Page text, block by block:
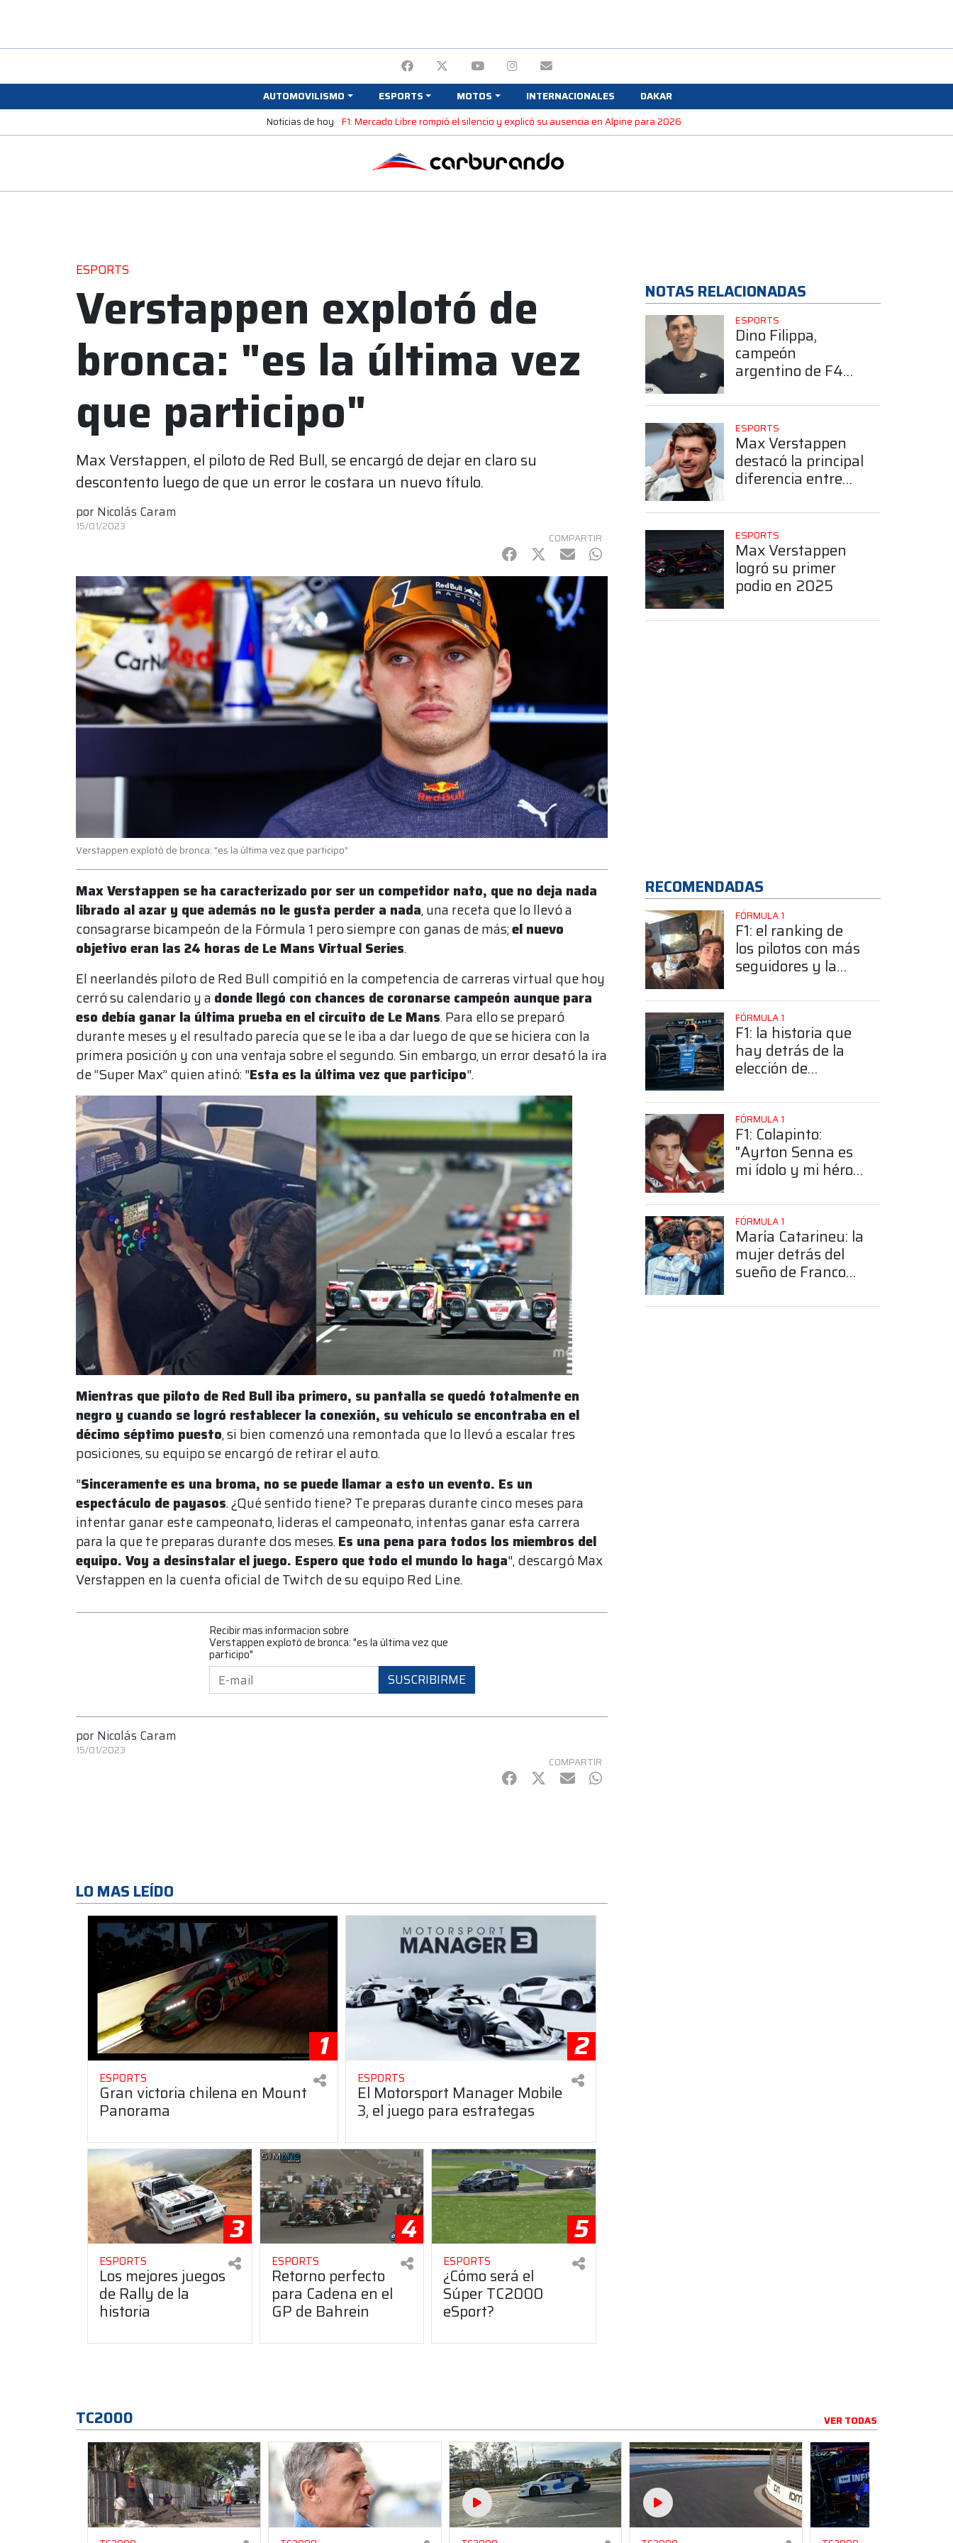
AUTOMOVILISMO ESPORTS MOTOS INTERNACIONALES
DAKAR
Noticias de hoy F1: Mercado Libre rompió el silencio y explicó su ausencia en Alpine para 2026
ESPORTS
Verstappen explotó de
bronca: "es la última vez
que participo"
Max Verstappen, el piloto de Red Bull, se encargó de dejar en claro su
descontento luego de que un error le costara un nuevo título.
por Nicolás Caram
15/01/2023
COMPARTIR
Facebook
Twitter
mail WhatsApp
Verstappen explotó de bronca: "es la última vez que participo"
Max Verstappen se ha caracterizado por ser un competidor nato, que no deja nada
librado al azar y que además no le gusta perder a nada, una receta que lo llevó a
consagrarse bicampeón de la Fórmula 1 pero siempre con ganas de más;el nuevo
objetivo eran las 24 horas de Le Mans Virtual Series.
El neerlandés piloto de Red Bull compitió en la competencia de carreras virtual que hoy
cerró su calendario y a donde llegó con chances de coronarse campeón aunque para
eso debía ganar la última prueba en el circuito de Le Mans. Para ello se preparó
durante meses y el resultado parecía que se le iba a dar luego de que se hiciera con la
primera posición y con una ventaja sobre el segundo. Sin embargo, un error desató la ira
de “Super Max” quien atinó: "Esta es la última vez que participo".
Mientras que piloto de Red Bull iba primero, su pantalla se quedó totalmente en
negro y cuando se logró restablecer la conexión, su vehículo se encontraba en el
décimo séptimo puesto, si bien comenzó una remontada que lo llevó a escalar tres
posiciones, su equipo se encargó de retirar el auto.
"Sinceramente es una broma, no se puede llamar a esto un evento. Es un
espectáculo de payasos. ¿Qué sentido tiene? Te preparas durante cinco meses para
intentar ganar este campeonato, lideras el campeonato, intentas ganar esta carrera
para la que te preparas durante dos meses.Es una pena para todos los miembros del
equipo. Voy a desinstalar el juego. Espero que todo el mundo lo haga", descargó Max
Verstappen en la cuenta oficial de Twitch de su equipo Red Line.
Recibir mas informacion sobre
Verstappen explotó de bronca: "es la última vez que
participo"
SUSCRIBIRME
por Nicolás Caram
15/01/2023
COMPARTIR
Facebook
Twitter
mail WhatsApp
LO MAS LEÍDO
1
ESPORTS
Gran victoria chilena en Mount
Panorama
2
ESPORTS
El Motorsport Manager Mobile
3, el juego para estrategas
3
ESPORTS
Los mejores juegos
de Rally de la
historia
4
ESPORTS
Retorno perfecto
para Cadena en el
GP de Bahrein
5
ESPORTS
¿Cómo será el
Súper TC2000
eSport?
NOTAS RELACIONADAS
ESPORTS
Dino Filippa,
campeón
argentino de F4
ESPORTS
Max Verstappen
destacó la principal
diferencia entre
las carreras reales
ESPORTS
Max Verstappen
logró su primer
podio en 2025
RECOMENDADAS
FÓRMULA 1
F1: el ranking de
los pilotos con más
seguidores y la
posición de
Colapinto
FÓRMULA 1
F1: la historia que
hay detrás de la
elección de
número 43
FÓRMULA 1
F1: Colapinto:
"Ayrton Senna es
mi ídolo y mi héroe
FÓRMULA 1
María Catarineu: la
mujer detrás del
sueño de Franco
Fórmula 1
TC2000 VER TODAS